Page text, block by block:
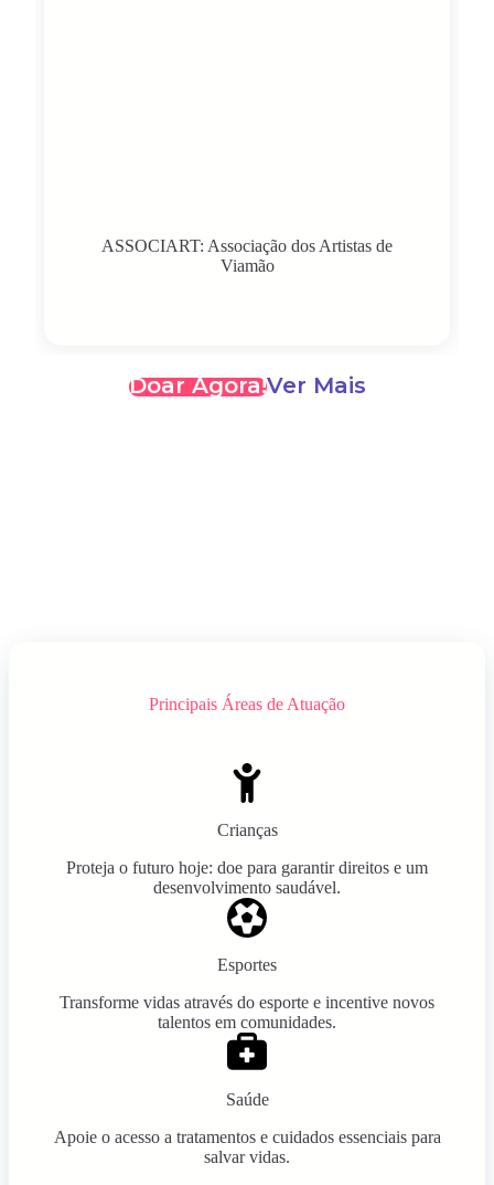
ASSOCIART: Associação dos Artistas de
Viamão
Doar Agora!Ver Mais
Principais Áreas de Atuação
Crianças
Proteja o futuro hoje: doe para garantir direitos e um
desenvolvimento saudável.
Esportes
Transforme vidas através do esporte e incentive novos
talentos em comunidades.
Saúde
Apoie o acesso a tratamentos e cuidados essenciais para
salvar vidas.